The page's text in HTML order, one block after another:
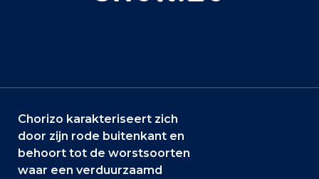
Chorizo karakteriseert zich
door zijn rode buitenkant en
behoort tot de worstsoorten
waar een verduurzaamd